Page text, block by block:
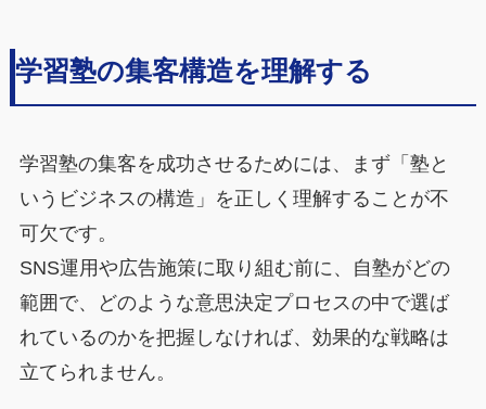
学習塾の集客構造を理解する
学習塾の集客を成功させるためには、まず「塾と
いうビジネスの構造」を正しく理解することが不
可欠です。
SNS運用や広告施策に取り組む前に、自塾がどの
範囲で、どのような意思決定プロセスの中で選ば
れているのかを把握しなければ、効果的な戦略は
立てられません。